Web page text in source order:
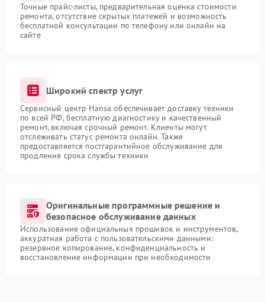
Точные прайс-листы, предварительная оценка стоимости
ремонта, отсутствие скрытых платежей и возможность
бесплатной консультации по телефону или онлайн на
сайте
Широкий спектр услуг
Сервисный центр Hansa обеспечивает доставку техники
по всей РФ, бесплатную диагностику и качественный
ремонт, включая срочный ремонт. Клиенты могут
отслеживать статус ремонта онлайн. Также
предоставляется постгарантийное обслуживание для
продления срока службы техники
Оригинальные программные решение и
безопасное обслуживание данных
Использование официальных прошивок и инструментов,
аккуратная работа с пользовательскими данными:
резервное копирование, конфиденциальность и
восстановление информации при необходимости